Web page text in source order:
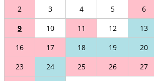
2
3 4 5 6
9
10 11 12 13
16
17 18 19 20
23
24 25 26 27